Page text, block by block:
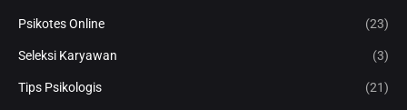
Psikotes Online (23)
Seleksi Karyawan (3)
Tips Psikologis (21)